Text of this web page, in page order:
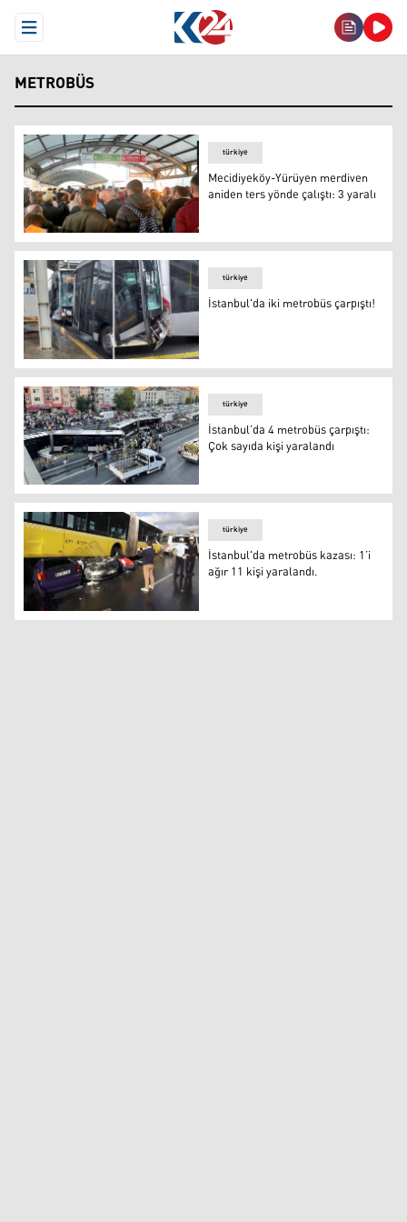
Open Menu
METROBÜS
Mecidiyeköy-Yürüyen merdiven aniden ters yönde
türkiye
Mecidiyeköy-Yürüyen merdiven
aniden ters yönde çalıştı: 3 yaralı
Kaza anından görüntü
türkiye
İstanbul'da iki metrobüs çarpıştı!
İstanbul’da 4 metrobüs çarpıştı: Çok sayıda kişi
türkiye
İstanbul’da 4 metrobüs çarpıştı:
Çok sayıda kişi yaralandı
İstanbul'da metrobüs kazası: 1’i ağır 11 kişi yaralandı.
türkiye
İstanbul'da metrobüs kazası: 1’i
ağır 11 kişi yaralandı.